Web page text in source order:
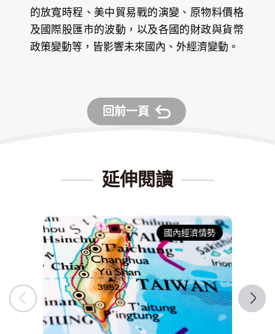
的放寬時程、美中貿易戰的演變、原物料價格
及國際股匯市的波動，以及各國的財政與貨幣
政策變動等，皆影響未來國內、外經濟變動。
回前一頁
延伸閱讀
國內經濟情勢